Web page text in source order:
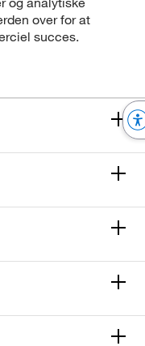
over for at
succes.